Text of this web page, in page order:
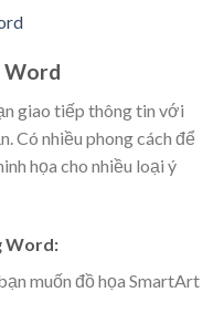
giao tiếp thông tin với
Có nhiều phong cách để
họa cho nhiều loại ý
Word:
muốn đồ họa SmartArt